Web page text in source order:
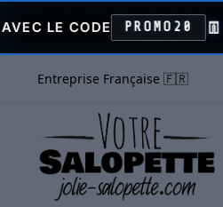
PROMO20 👖
Entreprise Française 🇫🇷